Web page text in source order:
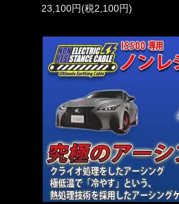
23,100円(税2,100円)